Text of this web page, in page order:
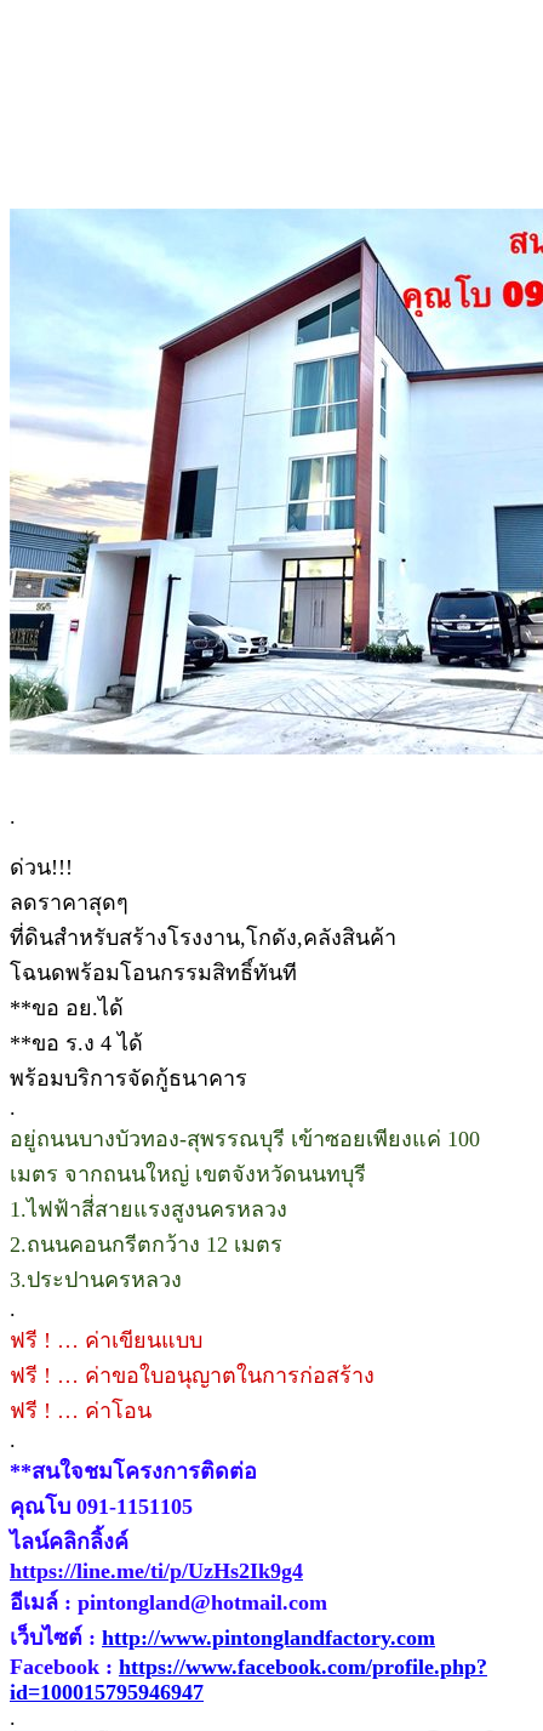
.
ด่วน!!!
ลดราคาสุดๆ
ที่ดินสำหรับสร้างโรงงาน,โกดัง,คลังสินค้า
โฉนดพร้อมโอนกรรมสิทธิ์ทันที
**ขอ อย.ได้
**ขอ ร.ง 4 ได้
พร้อมบริการจัดกู้ธนาคาร
.
อยู่ถนนบางบัวทอง-สุพรรณบุรี เข้าซอยเพียงแค่ 100
เมตร จากถนนใหญ่ เขตจังหวัดนนทบุรี
1.ไฟฟ้าสี่สายแรงสูงนครหลวง
2.ถนนคอนกรีตกว้าง 12 เมตร
3.ประปานครหลวง
.
ฟรี ! … ค่าเขียนแบบ
ฟรี ! … ค่าขอใบอนุญาตในการก่อสร้าง
ฟรี ! … ค่าโอน
.
**สนใจชมโครงการติดต่อ
คุณโบ 091-1151105
ไลน์คลิกลิ้งค์
https://line.me/ti/p/UzHs2Ik9g4
อีเมล์ : pintongland@hotmail.com
เว็บไซต์ : http://www.pintonglandfactory.com
Facebook : https://www.facebook.com/profile.php?
id=100015795946947
.